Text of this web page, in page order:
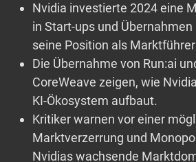
Nvidia investierte 2024 eine
in Start-ups und
seine Position als
Die Übernahme von Run:ai
CoreWeave zeigen, wie
KI-Ökosystem aufbaut.
Kritiker warnen vor einer
Marktverzerrung und
Nvidias wachsende